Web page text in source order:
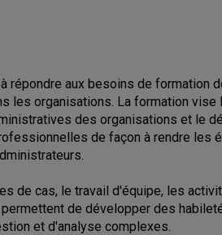
répondre aux besoins de formation
les organisations. La formation
des organisations et le
de façon à rendre les
de cas, le travail d'équipe, les
de développer des
et d'analyse complexes.